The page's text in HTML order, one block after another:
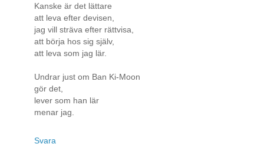
Kanske är det lättare
att leva efter devisen,
jag vill sträva efter rättvisa,
att börja hos sig själv,
att leva som jag lär.
Undrar just om Ban Ki-Moon
gör det,
lever som han lär
menar jag.
Svara